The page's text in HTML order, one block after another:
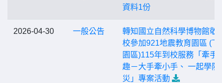
資料1份
2026-04-30 一般公告
轉知國立自然科學博物館敬
校參加921地震教育園區 (下
園區)115年到校服務「牽手
趣－大手牽小手、 一起學防
災」專案活動